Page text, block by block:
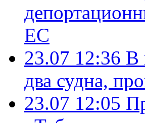
ЕС
23.07 12:36 В
два судна,
23.07 12:05